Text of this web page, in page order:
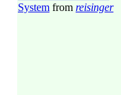
System from reisinger